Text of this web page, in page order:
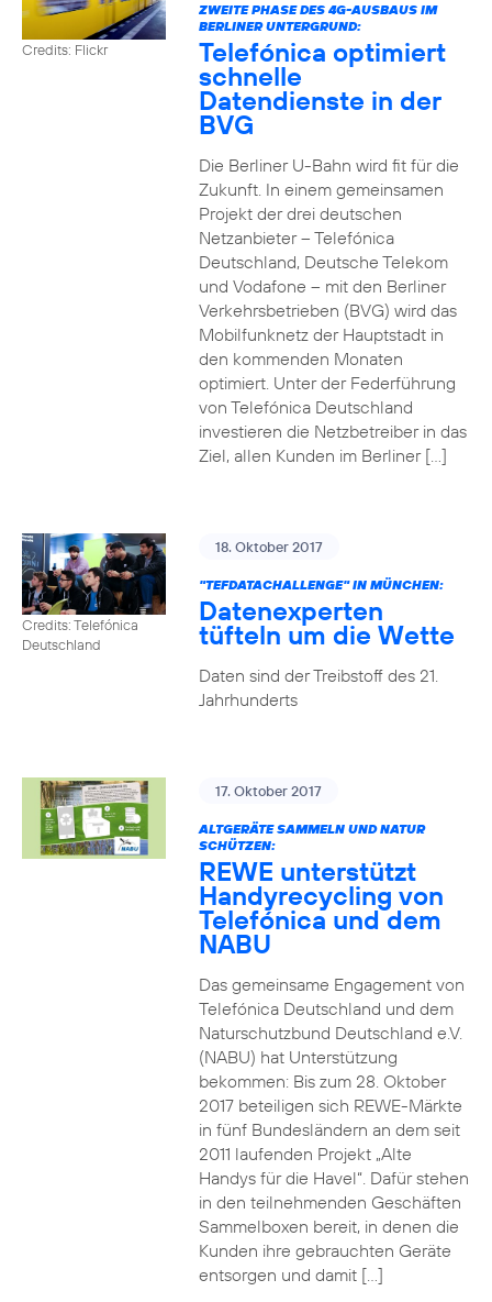
Credits: Flickr
ZWEITE PHASE DES 4G-AUSBAUS IM
BERLINER UNTERGRUND:
Telefónica optimiert
schnelle
Datendienste in der
BVG
Die Berliner U-Bahn wird fit für die
Zukunft. In einem gemeinsamen
Projekt der drei deutschen
Netzanbieter – Telefónica
Deutschland, Deutsche Telekom
und Vodafone – mit den Berliner
Verkehrsbetrieben (BVG) wird das
Mobilfunknetz der Hauptstadt in
den kommenden Monaten
optimiert. Unter der Federführung
von Telefónica Deutschland
investieren die Netzbetreiber in das
Ziel, allen Kunden im Berliner […]
Credits: Telefónica
Deutschland
18. Oktober 2017
"TEFDATACHALLENGE" IN MÜNCHEN:
Datenexperten
tüfteln um die Wette
Daten sind der Treibstoff des 21.
Jahrhunderts
17. Oktober 2017
ALTGERÄTE SAMMELN UND NATUR
SCHÜTZEN:
REWE unterstützt
Handyrecycling von
Telefónica und dem
NABU
Das gemeinsame Engagement von
Telefónica Deutschland und dem
Naturschutzbund Deutschland e.V.
(NABU) hat Unterstützung
bekommen: Bis zum 28. Oktober
2017 beteiligen sich REWE-Märkte
in fünf Bundesländern an dem seit
2011 laufenden Projekt „Alte
Handys für die Havel“. Dafür stehen
in den teilnehmenden Geschäften
Sammelboxen bereit, in denen die
Kunden ihre gebrauchten Geräte
entsorgen und damit […]